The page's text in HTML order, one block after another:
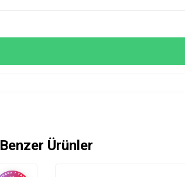
Benzer Ürünler